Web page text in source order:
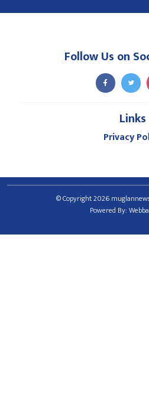
Follow Us on
Links
Privacy
© Copyright 2026
Powered By: